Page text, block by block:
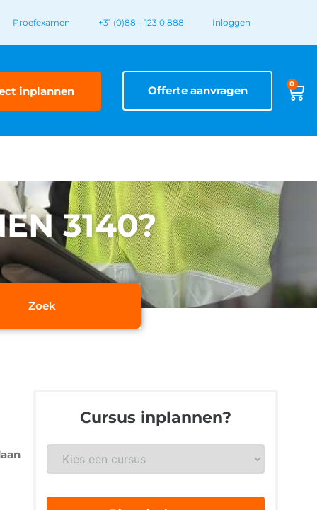
Proefexamen +31 (0)88 – 123 0 888 Inloggen
inplannen Offerte aanvragen 0
3140?
Cursus inplannen?
veiligheidsopleiding